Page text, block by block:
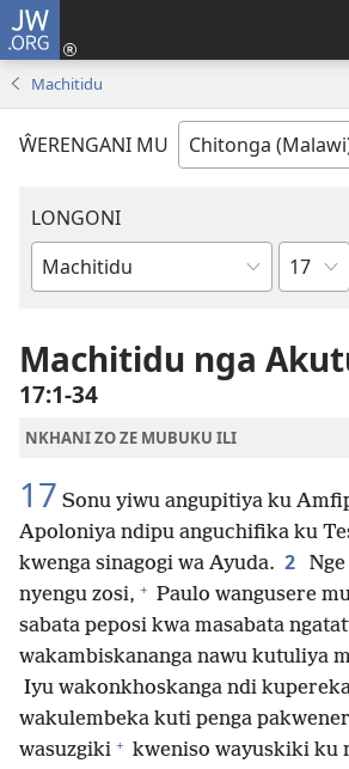
JW.ORG
Machitidu
ŴERENGANI MU
LONGONI
Buku
M'Bayibolu
Machitidu nga
17:1-34
NKHANI ZO ZE MUBUKU ILI
17 Sonu yiwu angupitiya ku
Apoloniya ndipu anguchifika ku
kwenga sinagogi wa Ayuda. 2
nyengu zosi, + Paulo wangusere
sabata peposi kwa masabata
wakambiskananga nawu kutuliya
Iyu wakonkhoskanga ndi
wakulembeka kuti penga
wasuzgiki + kweniso wayuskiki ku